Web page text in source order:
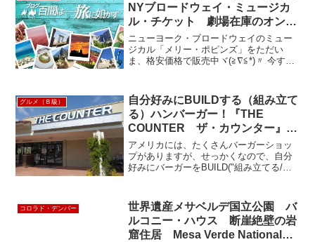
NYブロードウェイ・ミュージカ
ル・チケット 劇場在庫のオンラ
イン販売！ “MARY POPPINS”
ニューヨーク・ブロードウェイのミュー
ジカル「メリー・ポピンズ」をただい
ま、格安価格で販売中ヾ(≧∇≦*)〃 今す
密・・・(☆Д☆)ｷﾗﾘｰﾝ♪ ルックツアーの
チケッ...
グルメ（Ｂ級）
自分好みにBUILDする（組み立て
る）ハンバーガー！『THE
COUNTER ザ・カウンター』
《ホップオンホップオフ観光バス
＝3,10番停留所》
アメリカには、たくさんバーガーショッ
プがありますが、せっかくなので、自分
好みにバーガーをBUILD("組み立てる/作
COUNTER」21209 Hawthorne Bou...
コロラド・デンバー
世界遺産メサベルデ国立公園 バ
ルコニー・ハウス 断崖絶壁の岩
窟住居 Mesa Verde National